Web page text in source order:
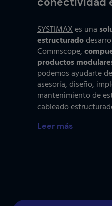
SYSTIMAXes una
estructurado
Commscope,
productos
podemos ayudarte
asesoría, diseño,
mantenimiento de
cableado
Leer más